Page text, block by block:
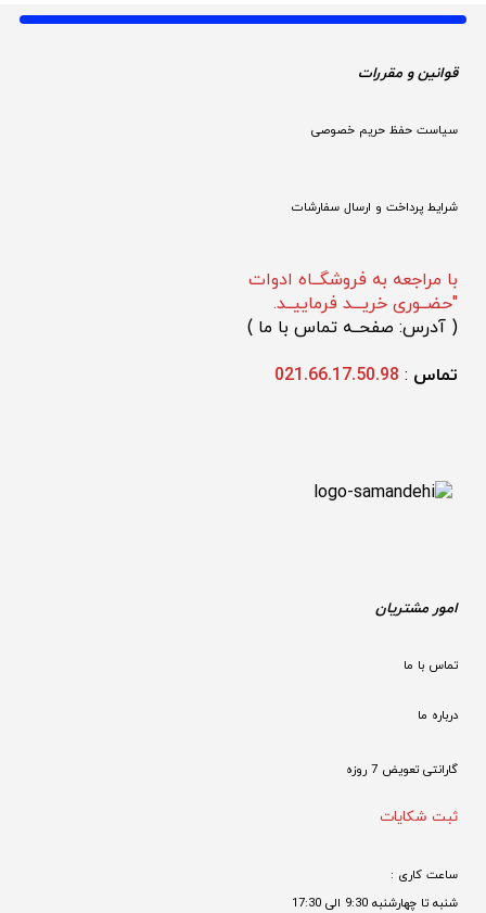
قوانین و مقررات
سیاست حفظ حریم خصوصی
شرایط پرداخت و ارسال سفارشات
با مراجعه به فروشگــاه ادوات
"حضــوری خریـــد فرماییــد.
( آدرس: صفحــه تماس با ما )
تماس :
021.66.17.50.98
امور مشتریان
تماس با ما
درباره ما
گارانتی تعویض 7 روزه
ثبت شکایات
ساعت کاری :
شنبه تا چهارشنبه 9:30 الی 17:30